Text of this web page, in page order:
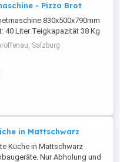
- Pizza Brot
830x500x790mm
40 Liter Teigkapazität 38 Kg
Auf Rädern 5
2700
Salzburg
in Mattschwarz
Küche in Mattschwarz
Nur Abholung und